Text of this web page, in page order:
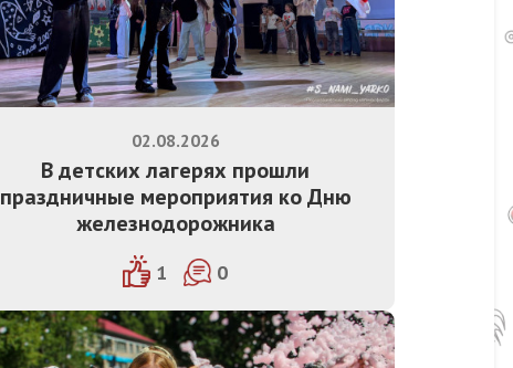
В детских лагерях прошли
праздничные мероприятия ко Дню
железнодорожника
02.08.2026
1 0